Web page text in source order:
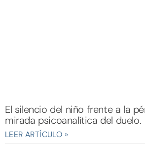
El silencio del niño frente a la
mirada psicoanalítica del duelo.
LEER ARTÍCULO »